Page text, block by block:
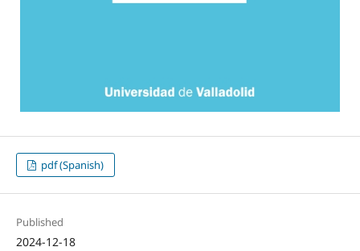
pdf (Spanish)
Published
2024-12-18